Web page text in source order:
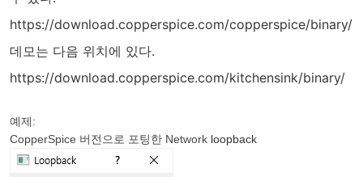
https://download.copperspice.com/copperspice/binary/
데모는 다음 위치에 있다.
https://download.copperspice.com/kitchensink/binary/
예제:
CopperSpice 버전으로 포팅한 Network loopback